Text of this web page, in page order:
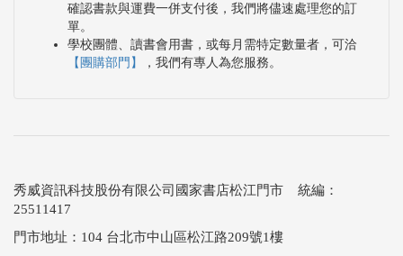
確認書款與運費一併支付後，我們將儘速處理您的訂
單。
學校團體、讀書會用書，或每月需特定數量者，可洽
【團購部門】
，我們有專人為您服務。
秀威資訊科技股份有限公司國家書店松江門市 統編：
25511417
門市地址：104 台北市中山區松江路209號1樓